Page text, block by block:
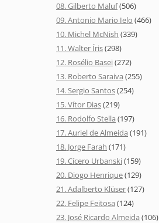
08. Gilberto Maluf(506)
09. Antonio Mario Ielo (466)
10. Michel McNish (339)
11. Walter Íris(298)
12. Rosélio Basei(272)
13. Roberto Saraiva (255)
14. Sergio Santos(254)
15. Vítor Dias(219)
16. Rodolfo Stella (197)
17. Auriel de Almeida (191)
18. Jorge Farah (171)
19. Cícero Urbanski(159)
20. Diogo Henrique(129)
21. Adalberto Klüser(127)
22. Felipe Feitosa (124)
23. José Ricardo Almeida (106)